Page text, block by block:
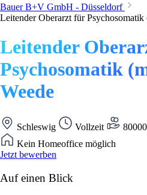
Bauer B+V GmbH - Düsseldorf
Leitender Oberarzt für
Leitender
Psychosomatik
Weede
Schleswig Vollzeit
Kein Homeoffice möglich
Jetzt bewerben
Auf einen Blick